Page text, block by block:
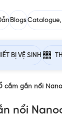
BlogsCatalogue,
BỊ VỆ SINH
cắm gắn nổi
nổi